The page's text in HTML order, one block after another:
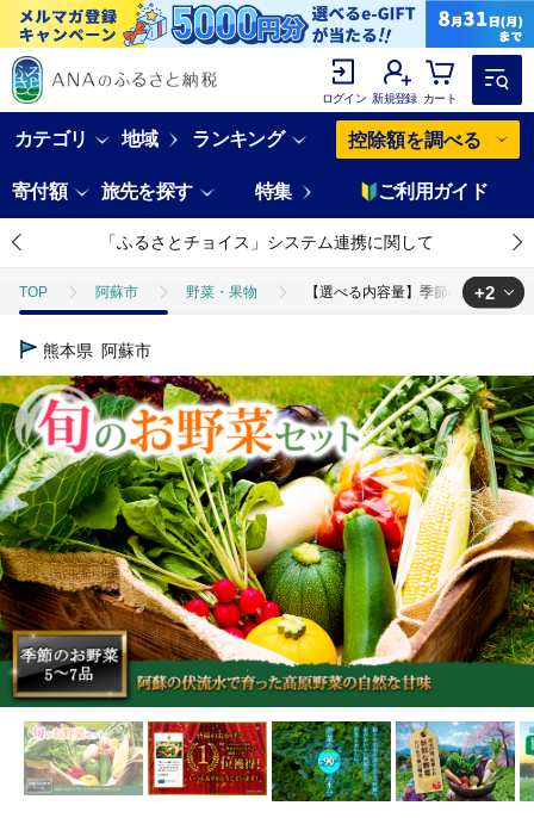
ログイン 新規登録 カート
カテゴリ 地域 ランキング 控除額を調べる
寄付額 旅先を探す 特集 ご利用ガイド
「ふるさとチョイス」システム連携に関して
TOP 阿蘇市 野菜・果物 【選べる内容量】季節の お野菜
TOP
TOP 野菜 野菜セット 【選べる内容量】季節の お野菜 セ
+2
熊本県 阿蘇市